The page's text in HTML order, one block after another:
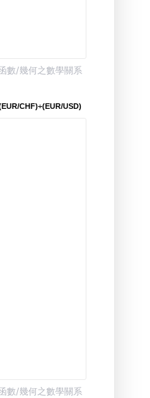
數/幾何之數學關系
CHF)÷(EUR/USD)
數/幾何之數學關系